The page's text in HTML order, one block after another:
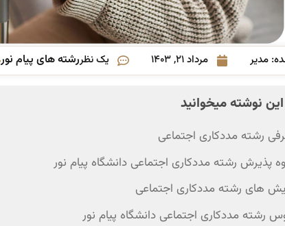
مدیر مرداد ۲۱, ۱۴۰۳ یک نظررشته های پیام نور
نوشته میخوانید
رشته مددکاری اجتماعی
پذیرش رشته مددکاری اجتماعی دانشگاه پیام نور
های رشته مددکاری اجتماعی
رشته مددکاری اجتماعی دانشگاه پیام نور